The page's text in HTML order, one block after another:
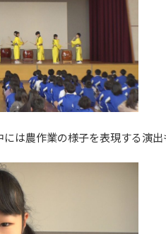
は農作業の様子を表現する演出